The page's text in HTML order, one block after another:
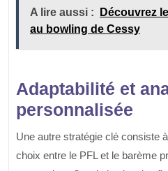
A lire aussi :
Découvrez
au bowling de Cessy
Adaptabilité et
personnalisée
Une autre stratégie clé consiste
choix entre le PFL et le barème